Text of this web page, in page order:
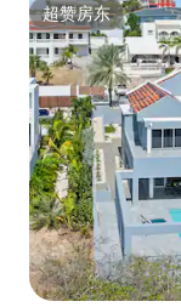
超赞房东
超赞房东